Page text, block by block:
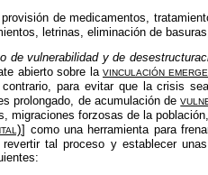
de medicamentos,
letrinas, eliminación de
de vulnerabilidad y de
abierto sobre la vinculación
para evitar que la crisis
prolongado, de acumulación de
migraciones forzosas de la
] como una herramienta para
tal proceso y establecer